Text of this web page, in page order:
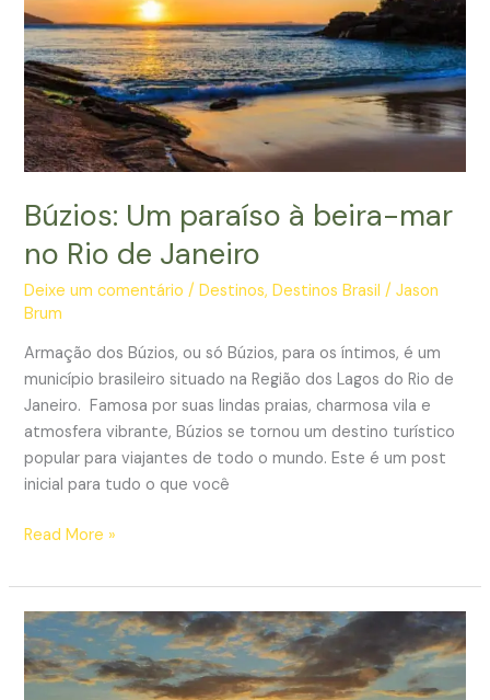
Búzios: Um paraíso à beira-mar
no Rio de Janeiro
Deixe um comentário /Destinos,Destinos Brasil /Jason
Brum
Armação dos Búzios, ou só Búzios, para os íntimos, é um
município brasileiro situado na Região dos Lagos do Rio de
Janeiro. Famosa por suas lindas praias, charmosa vila e
atmosfera vibrante, Búzios se tornou um destino turístico
popular para viajantes de todo o mundo. Este é um post
inicial para tudo o que você
Búzios:
paraíso
à
beira-
mar
Read More »